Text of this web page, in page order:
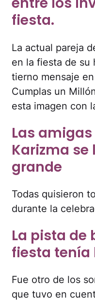
fiesta.
La actual pareja
en la fiesta de su
tierno mensaje
Cumplas un
esta imagen con
Las
Karizma se
grande
Todas quisieron
durante la
La pista de
fiesta tenía
Fue otro de los
que tuvo en